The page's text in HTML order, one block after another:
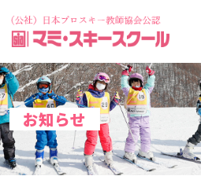
お知らせ